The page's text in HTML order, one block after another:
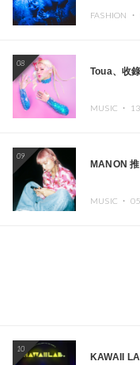
FASHION ・
08
Toua、收
MUSIC ・
09
MANON
MUSIC ・
10
KAWAII